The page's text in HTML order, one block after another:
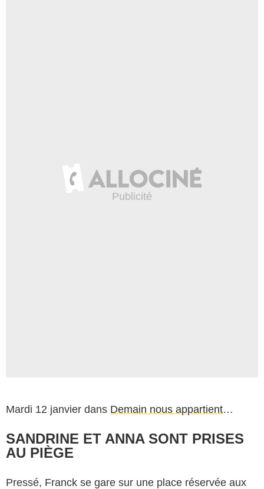
Mardi 12 janvier dans Demain nous appartient…
SANDRINE ET ANNA SONT PRISES
AU PIÈGE
Pressé, Franck se gare sur une place réservée aux